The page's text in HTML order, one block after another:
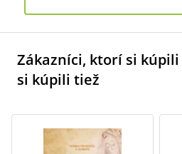
Zákazníci, ktorí si
si kúpili tiež